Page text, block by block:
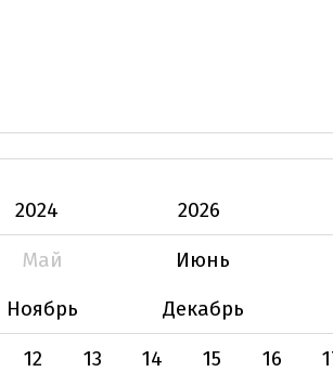
2024
2026
Май
Июнь
Ноябрь
Декабрь
12 13 14 15 16